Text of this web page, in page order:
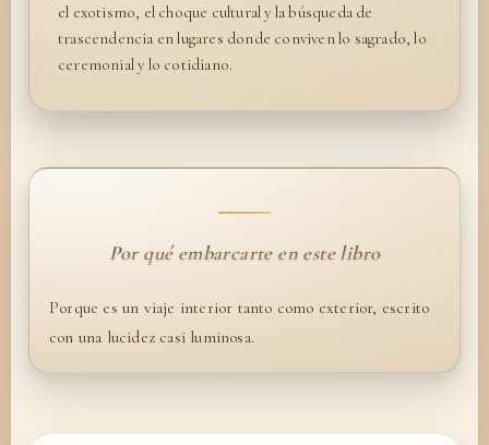
el exotismo, el choque cultural y la búsqueda de
trascendencia en lugares donde conviven lo sagrado, lo
ceremonial y lo cotidiano.
Por qué embarcarte en este libro
Porque es un viaje interior tanto como exterior, escrito
con una lucidez casi luminosa.